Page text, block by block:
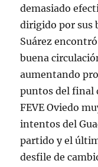
demasiado
dirigido por sus
Suárez
buena
aumentando
puntos del final
FEVE Oviedo
intentos del
partido y el
desfile de